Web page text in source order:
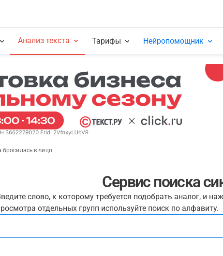
Анализ текста Тарифы Нейропомощник
бросилась в лицо
Сервис поиска
слово, к которому требуется подобрать аналог, и
отдельных групп используйте поиск по алфавиту.